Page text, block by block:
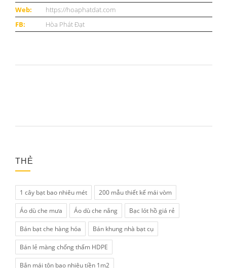
Web:
https://hoaphatdat.com
FB:
Hòa Phát Đạt
THẺ
1 cây bạt bao nhiêu mét 200 mẫu thiết kế mái vòm
Áo dù che mưa Áo dù che nắng Bạc lót hồ giá rẻ
Bán bạt che hàng hóa Bán khung nhà bạt cụ
Bán lẻ màng chống thấm HDPE
Bắn mái tôn bao nhiêu tiền 1m2